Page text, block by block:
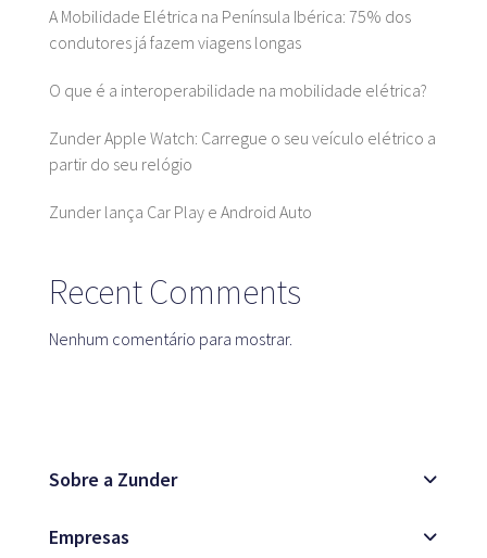
O que é que oferecemos?
Recomendar localização
Blogue
Serviço ao cliente
+34 979 300 500
A Mobilidade Elétrica na Península Ibérica: 75% dos
condutores já fazem viagens longas
O que é a interoperabilidade na mobilidade elétrica?
Zunder Apple Watch: Carregue o seu veículo elétrico a
partir do seu relógio
Zunder lança Car Play e Android Auto
Recent Comments
Nenhum comentário para mostrar.
Sobre a Zunder
Empresas